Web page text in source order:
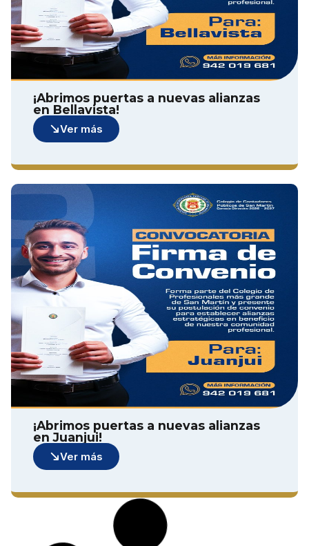
¡Abrimos puertas a nuevas alianzas
en Bellavista!
Ver más
¡Abrimos puertas a nuevas alianzas
en Juanjui!
Ver más